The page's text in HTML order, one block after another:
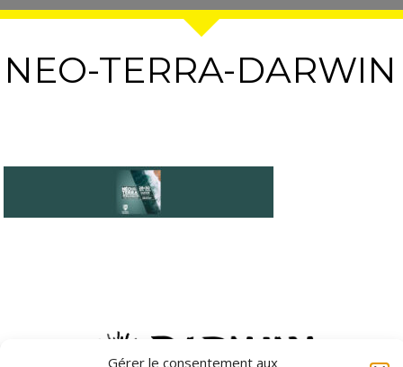
Gérer le consentement aux
NEO-TERRA-DARWIN